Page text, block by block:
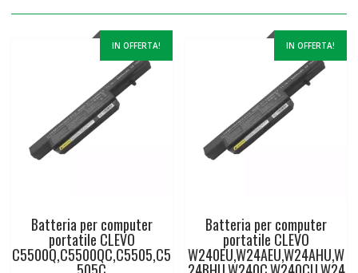
IN OFFERTA!
Batteria per computer
portatile CLEVO
C5500Q,C5500QC,C5505,C5
IN OFFERTA!
Batteria per computer
portatile CLEVO
W240EU,W24AEU,W24AHU,W